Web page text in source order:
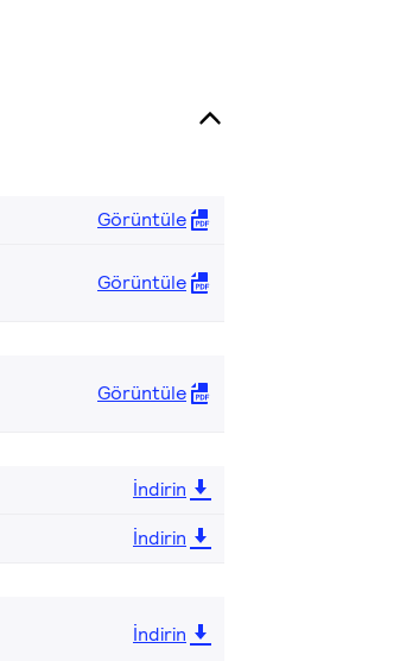
Görüntüle
Görüntüle
Görüntüle
İndirin
İndirin
İndirin